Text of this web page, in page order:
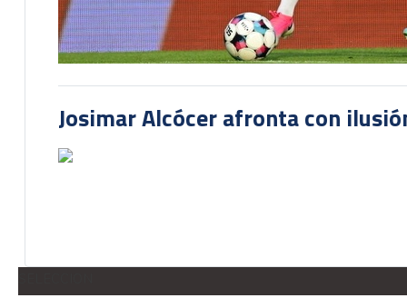
Josimar Alcócer afronta con